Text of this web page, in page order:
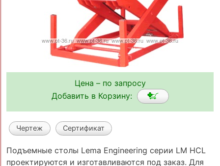
Цена – по запросу
Добавить в Корзину:
Чертеж Сертификат
Подъемные столы Lema Engineering серии LM HCL
проектируются и изготавливаются под заказ. Для